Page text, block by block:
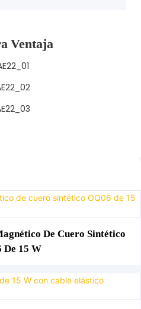
Ventaja
De Cuero Sintético
De 15 W